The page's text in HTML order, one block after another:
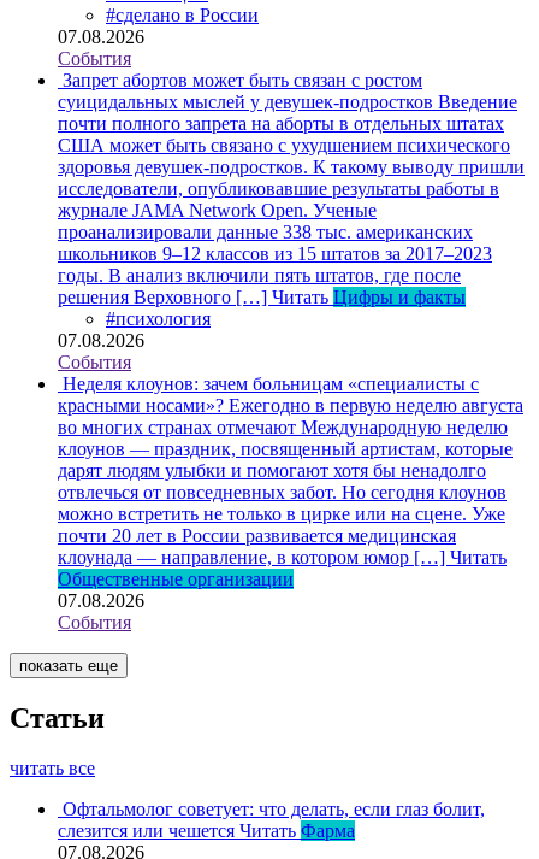
#сделано в России
07.08.2026
События
Запрет абортов может быть связан с ростом
суицидальных мыслей у девушек-подростков Введение
почти полного запрета на аборты в отдельных штатах
США может быть связано с ухудшением психического
здоровья девушек-подростков. К такому выводу пришли
исследователи, опубликовавшие результаты работы в
журнале JAMA Network Open. Ученые
проанализировали данные 338 тыс. американских
школьников 9–12 классов из 15 штатов за 2017–2023
годы. В анализ включили пять штатов, где после
решения Верховного […] Читать Цифры и факты
#психология
07.08.2026
События
Неделя клоунов: зачем больницам «специалисты с
красными носами»? Ежегодно в первую неделю августа
во многих странах отмечают Международную неделю
клоунов — праздник, посвященный артистам, которые
дарят людям улыбки и помогают хотя бы ненадолго
отвлечься от повседневных забот. Но сегодня клоунов
можно встретить не только в цирке или на сцене. Уже
почти 20 лет в России развивается медицинская
клоунада — направление, в котором юмор […] Читать
Общественные организации
07.08.2026
События
показать еще
Статьи
читать все
Офтальмолог советует: что делать, если глаз болит,
слезится или чешется Читать Фарма
07.08.2026